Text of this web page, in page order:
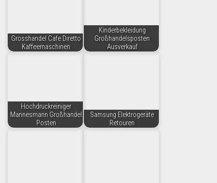
Grosshandel Cafe Diretto
Kaffeemaschinen
Kinderbekleidung
Großhandelsposten
Ausverkauf
Hochdruckreiniger
Mannesmann Großhandel
Posten
Samsung Elektrogeräte
Retouren